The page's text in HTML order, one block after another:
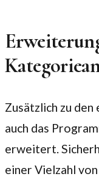
Zusätzlich zu
auch das
erweitert.
einer Vielzahl